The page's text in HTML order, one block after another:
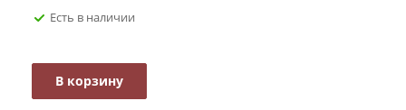
Есть в наличии
В корзину